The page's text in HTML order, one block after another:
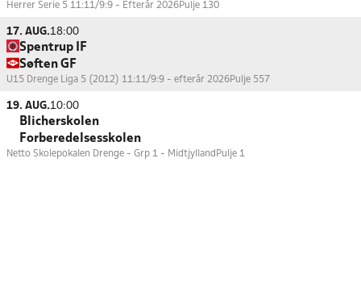
Herrer Serie 5 11:11/9:9 - Efterår 2026Pulje 130
17. AUG.18:00
Spentrup IF
Søften GF
U15 Drenge Liga 5 (2012) 11:11/9:9 - efterår 2026Pulje 557
19. AUG.10:00
Blicherskolen
Forberedelsesskolen
Netto Skolepokalen Drenge - Grp 1 - Midtjylland Pulje 1